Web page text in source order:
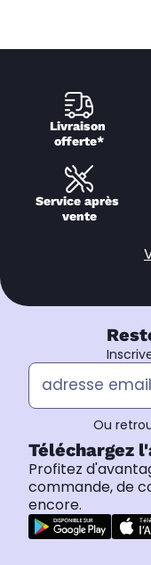
Livraison
offerte*
Service après
vente
Ou
Téléchargez
Profitez
commande, de
encore.